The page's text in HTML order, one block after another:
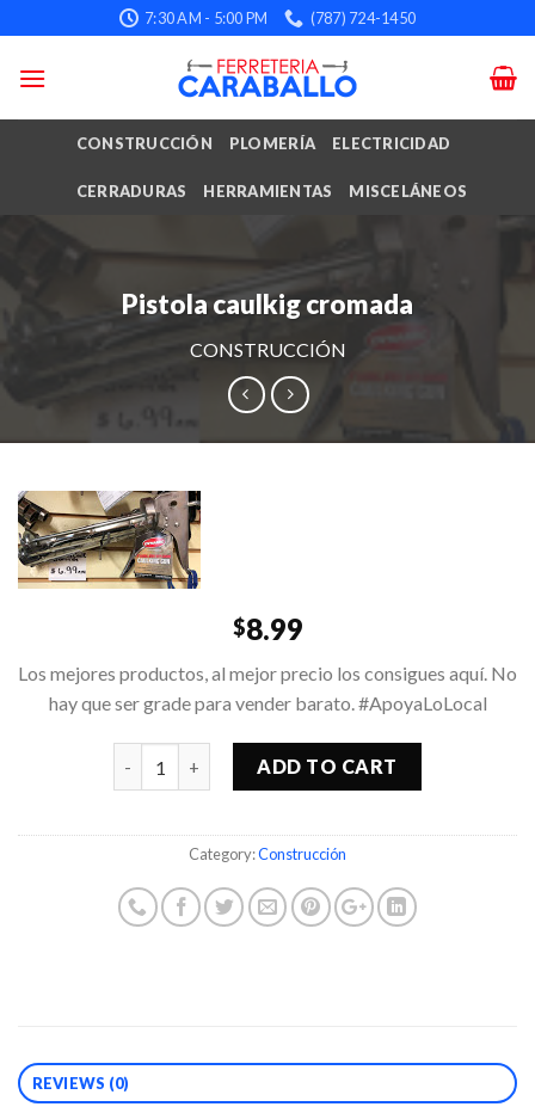
to
content
7:30 AM - 5:00 PM (787) 724-1450
CONSTRUCCIÓN PLOMERÍA ELECTRICIDAD
CERRADURAS HERRAMIENTAS MISCELÁNEOS
Pistola caulkig cromada
CONSTRUCCIÓN
$8.99
Los mejores productos, al mejor precio los consigues aquí. No
hay que ser grade para vender barato. #ApoyaLoLocal
ADD TO CART
Category:Construcción
REVIEWS (0)